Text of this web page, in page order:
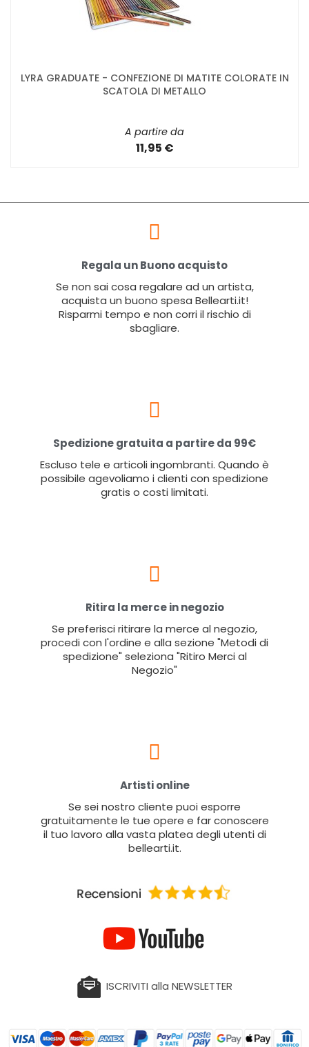
LYRA GRADUATE - CONFEZIONE DI MATITE COLORATE IN
SCATOLA DI METALLO
A partire da
11,95 €
Regala un Buono acquisto
Se non sai cosa regalare ad un artista,
acquista un buono spesa Bellearti.it!
Risparmi tempo e non corri il rischio di
sbagliare.
Spedizione gratuita a partire da 99€
Escluso tele e articoli ingombranti. Quando è
possibile agevoliamo i clienti con spedizione
gratis o costi limitati.
Ritira la merce in negozio
Se preferisci ritirare la merce al negozio,
procedi con l'ordine e alla sezione "Metodi di
spedizione" seleziona "Ritiro Merci al
Negozio"
Artisti online
Se sei nostro cliente puoi esporre
gratuitamente le tue opere e far conoscere
il tuo lavoro alla vasta platea degli utenti di
bellearti.it.
ISCRIVITI alla NEWSLETTER